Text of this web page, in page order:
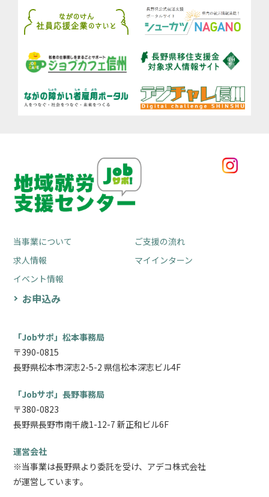
当事業について
ご支援の流れ
求人情報
マイインターン
イベント情報
お申込み
「Jobサポ」松本事務局
〒390-0815
長野県松本市深志2-5-2 県信松本深志ビル4F
「Jobサポ」長野事務局
〒380-0823
長野県長野市南千歳1-12-7 新正和ビル6F
運営会社
※当事業は長野県より委託を受け、アデコ株式会社
が運営しています。